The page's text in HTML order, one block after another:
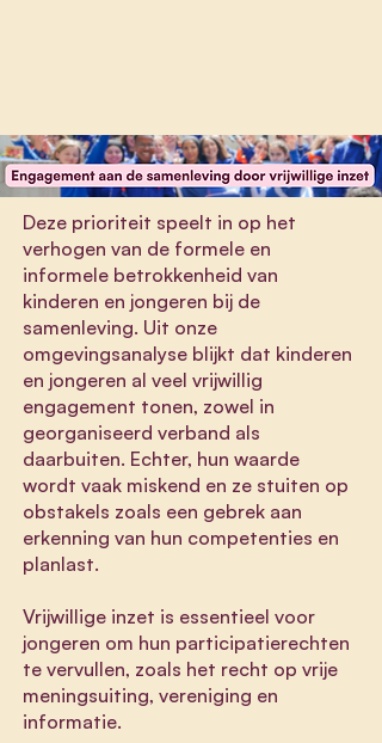
Deze prioriteit speelt in op het
verhogen van de formele en
informele betrokkenheid van
kinderen en jongeren bij de
samenleving. Uit onze
omgevingsanalyse blijkt dat kinderen
en jongeren al veel vrijwillig
engagement tonen, zowel in
georganiseerd verband als
daarbuiten. Echter, hun waarde
wordt vaak miskend en ze stuiten op
obstakels zoals een gebrek aan
erkenning van hun competenties en
planlast.
Vrijwillige inzet is essentieel voor
jongeren om hun participatierechten
te vervullen, zoals het recht op vrije
meningsuiting, vereniging en
informatie.